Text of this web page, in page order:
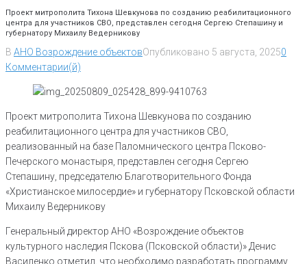
Проект митрополита Тихона Шевкунова по созданию реабилитационного
центра для участников СВО, представлен сегодня Сергею Степашину и
губернатору Михаилу Ведерникову
В АНО Возрождение объектовОпубликовано 5 августа, 20250
Комментарии(й)
Проект митрополита Тихона Шевкунова по созданию
реабилитационного центра для участников СВО,
реализованный на базе Паломнического центра Псково-
Печерского монастыря, представлен сегодня Сергею
Степашину, председателю Благотворительного Фонда
«Христианское милосердие» и губернатору Псковской области
Михаилу Ведерникову
Генеральный директор АНО «Возрождение объектов
культурного наследия Пскова (Псковской области)» Денис
Василенко отметил, что необходимо разработать программу